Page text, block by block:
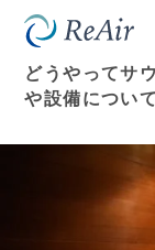
換気設備
どうやってサ
や設備につい